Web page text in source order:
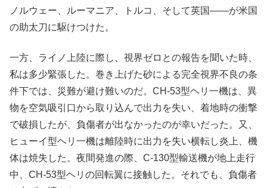
ノルウェー、ルーマニア、トルコ、そして英国――が米国
の助太刀に駆けつけた。
一方、ライノ上陸に際し、視界ゼロとの報告を聞いた時、
私は多少緊張した。巻き上げた砂による完全視界不良の条
件下では、災難が避け難いのだ。CH-53型ヘリ一機は、異
物を空気吸引口から取り込んで出力を失い、着地時の衝撃
で破損したが、負傷者が出なかったのが幸いだった。又、
ヒューイ型ヘリ一機は離陸時に出力を失い横転し炎上、機
体は焼失した。夜間発進の際、C-130型輸送機が地上走行
中、CH-53型ヘリの回転翼に接触した。それでも、負傷者